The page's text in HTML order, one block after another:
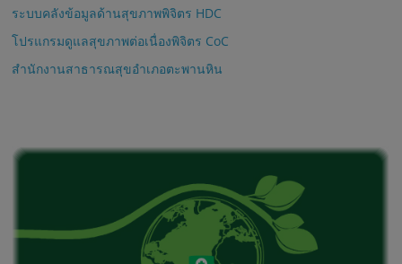
ระบบคลังข้อมูลด้านสุขภาพพิจิตร HDC
โปรแกรมดูแลสุขภาพต่อเนื่องพิจิตร CoC
สำนักงานสาธารณสุขอำเภอตะพานหิน